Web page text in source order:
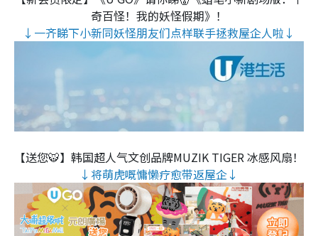
奇百怪！我的妖怪假期》！
↓一齐睇下小新同妖怪朋友们点样联手拯救屋企人啦↓
【送您🐯】韩国超人气文创品牌MUZIK TIGER 冰感风扇！
↓将萌虎嘅慵懒疗愈带返屋企↓